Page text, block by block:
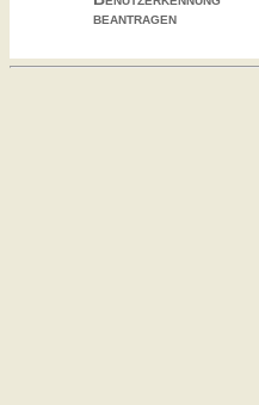
beantragen